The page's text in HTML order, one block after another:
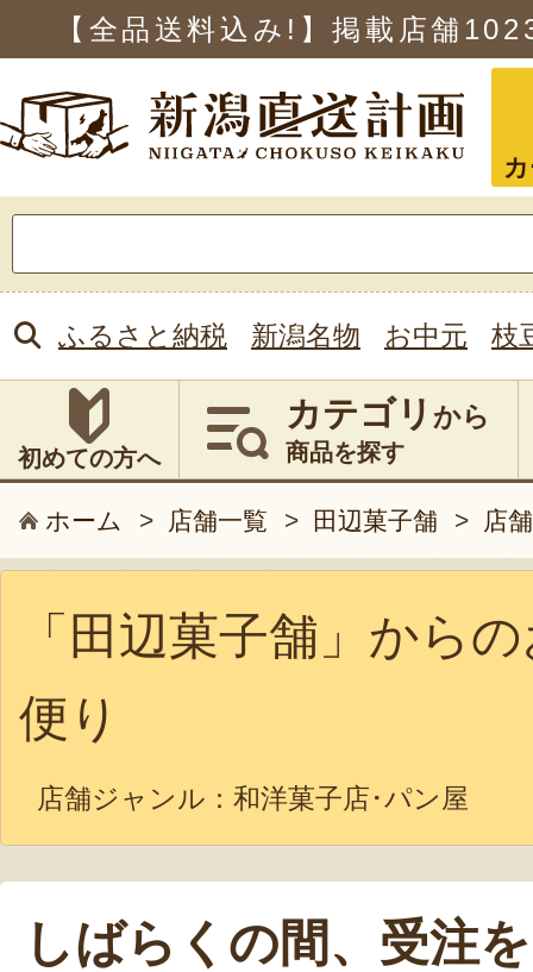
【全品送料込み!】掲載店舗
索:
ふるさと納税 新潟名物 お中元 枝
初めての方へ
カテゴリ から
商品を探す
ホーム > 店舗一覧 > 田辺菓子舗 > 店
「田辺菓子舗」から
便り
店舗ジャンル： 和洋菓子店･パン屋
しばらくの間、受注